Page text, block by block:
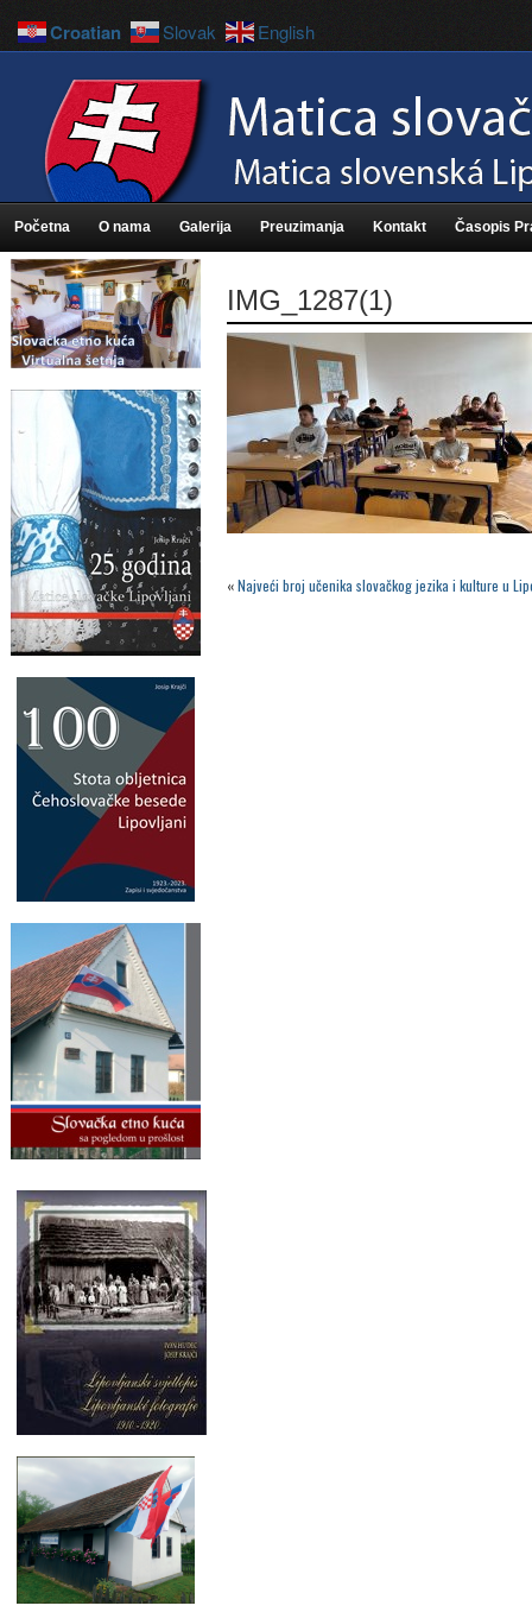
Početna O nama Galerija Preuzimanja Kontakt Časopis
IMG_1287(1)
«Najveći broj učenika slovačkog jezika i kulture u
Croatian Slovak English